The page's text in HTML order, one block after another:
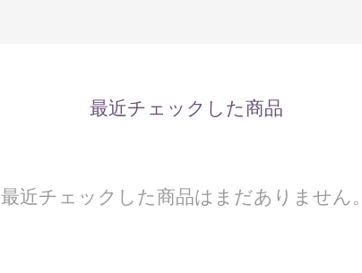
最近チェックした商品
最近チェックした商品はまだありません。